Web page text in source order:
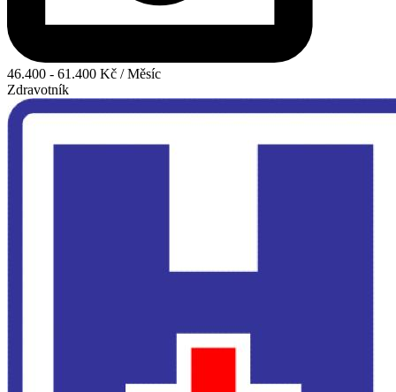
46.400 - 61.400 Kč / Měsíc
Zdravotník